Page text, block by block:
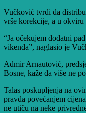
Vučković tvrdi da
vrše korekcije, a u okviru
“Ja očekujem dodatni
vikenda”, naglasio je
Admir Arnautović,
Bosne, kaže da više ne
Talas poskupljenja na
pravda povećanjem
ne utiču na neke